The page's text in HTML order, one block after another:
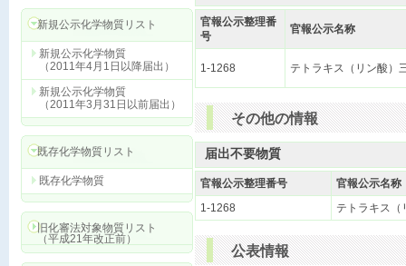
新規公示化学物質リスト
新規公示化学物質
（2011年4月1日以降届出）
新規公示化学物質
（2011年3月31日以前届出）
既存化学物質リスト
既存化学物質
旧化審法対象物質リスト
（平成21年改正前）
官報公示整理番
号
官報公示名称
1-1268 テトラキス（リン酸）
その他の情報
届出不要物質
官報公示整理番号
官報公示名称
1-1268
テトラキス（
公表情報